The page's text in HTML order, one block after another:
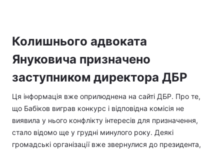
Колишнього адвоката
Януковича призначено
заступником директора ДБР
Ця інформація вже оприлюднена на сайті ДБР. Про те,
що Бабіков виграв конкурс і відповідна комісія не
виявила у нього конфлікту інтересів для призначення,
стало відомо ще у грудні минулого року. Деякі
громадські організації вже звернулися до президента,